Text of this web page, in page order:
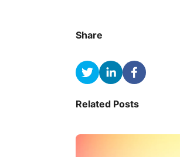
Share
Related Posts